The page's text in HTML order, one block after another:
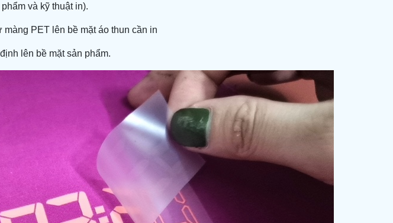
và kỹ thuật in).
PET lên bề mặt áo thun cần in
lên bề mặt sản phẩm.